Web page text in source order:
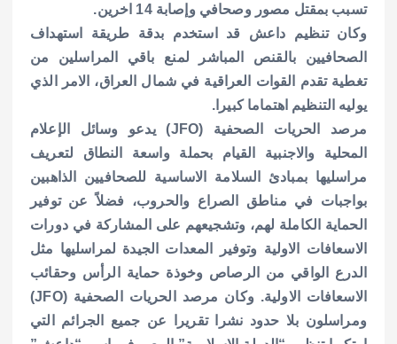
تسبب بمقتل مصور وصحافي وإصابة 14 اخرين.
وكان تنظيم داعش قد استخدم بدقة طريقة استهداف
الصحافيين بالقنص المباشر لمنع باقي المراسلين من
تغطية تقدم القوات العراقية في شمال العراق، الامر الذي
يوليه التنظيم اهتماما كبيرا.
مرصد الحريات الصحفية (JFO) يدعو وسائل الإعلام
المحلية والاجنبية القيام بحملة واسعة النطاق لتعريف
مراسليها بمبادئ السلامة الاساسية للصحافيين الذاهبين
بواجبات في مناطق الصراع والحروب، فضلاً عن توفير
الحماية الكاملة لهم، وتشجيعهم على المشاركة في دورات
الاسعافات الاولية وتوفير المعدات الجيدة لمراسليها مثل
الدرع الواقي من الرصاص وخوذة حماية الرأس وحقائب
الاسعافات الاولية.
وكان مرصد الحريات الصحفية (JFO)
ومراسلون بلا حدود نشرا تقريرا عن جميع الجرائم التي